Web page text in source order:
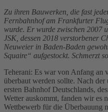
Zu ihren Bauwerken, die fast
Fernbahnhof am Frankfurter
wurde. Er wurde zwischen 2007
JSK, dessen 2018 verstorbener
Neuweier in Baden-Baden
Squaire“ aufgestockt. Schmerzt
Teherani: Es war von Anfang an
überbaut werden sollte. Nach
ersten Bahnhof Deutschlands,
Wetter auskommt, fanden wir es
Wettbewerb für die Überbauung